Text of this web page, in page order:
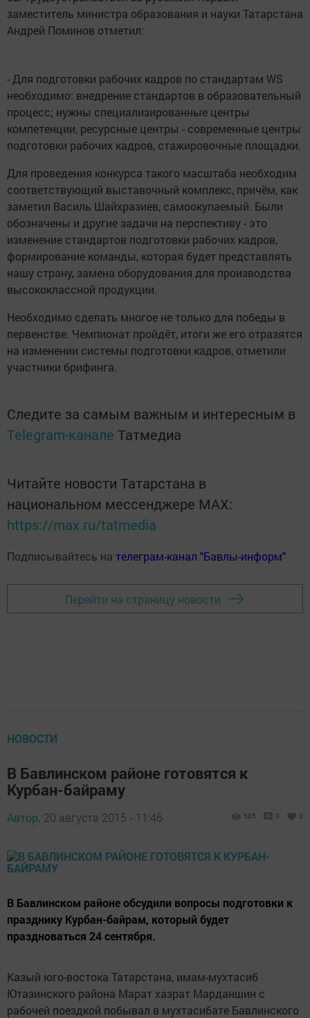
заместитель министра образования и науки Татарстана
Андрей Поминов отметил:
- Для подготовки рабочих кадров по стандартам WS
необходимо: внедрение стандартов в образовательный
процесс; нужны специализированные центры
компетенции, ресурсные центры - современные центры
подготовки рабочих кадров, стажировочные площадки.
Для проведения конкурса такого масштаба необходим
соответствующий выставочный комплекс, причём, как
заметил Василь Шайхразиев, самоокупаемый. Были
обозначены и другие задачи на перспективу - это
изменение стандартов подготовки рабочих кадров,
формирование команды, которая будет представлять
нашу страну, замена оборудования для производства
высококлассной продукции.
Необходимо сделать многое не только для победы в
первенстве. Чемпионат пройдёт, итоги же его отразятся
на изменении системы подготовки кадров, отметили
участники брифинга.
Следите за самым важным и интересным в
Telegram-канале Татмедиа
Читайте новости Татарстана в
национальном мессенджере MАХ:
https://max.ru/tatmedia
Подписывайтесь на телеграм-канал "Бавлы-информ"
Перейти на страницу новости
НОВОСТИ
В Бавлинском районе готовятся к
Курбан-байраму
Автор, 20 августа 2015 - 11:46 585 0 0
В Бавлинском районе обсудили вопросы подготовки к
празднику Курбан-байрам, который будет
праздноваться 24 сентября.
Казый юго-востока Татарстана, имам-мухтасиб
Ютазинского района Марат хазрат Марданшин с
рабочей поездкой побывал в мухтасибате Бавлинского